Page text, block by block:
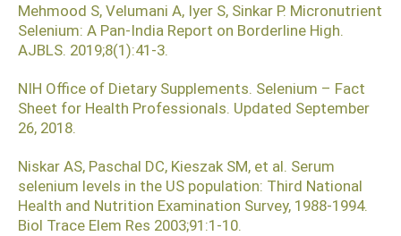
Mehmood S, Velumani A, Iyer S, Sinkar P. Micronutrient
Selenium: A Pan-India Report on Borderline High.
AJBLS. 2019;8(1):41-3.
NIH Office of Dietary Supplements. Selenium – Fact
Sheet for Health Professionals. Updated September
26, 2018.
Niskar AS, Paschal DC, Kieszak SM, et al. Serum
selenium levels in the US population: Third National
Health and Nutrition Examination Survey, 1988-1994.
Biol Trace Elem Res 2003;91:1-10.